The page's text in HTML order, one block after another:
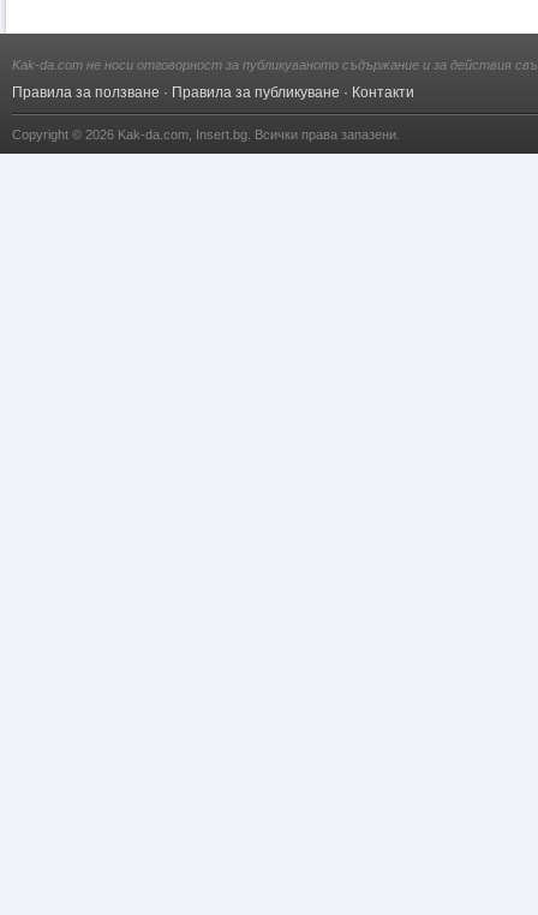
Kak-da.com не носи отговорност за публикуваното съдържание и за действия
Правила за ползване · Правила за публикуване · Контакти
Copyright © 2026 Kak-da.com Insert.bg . Всички права запазени.